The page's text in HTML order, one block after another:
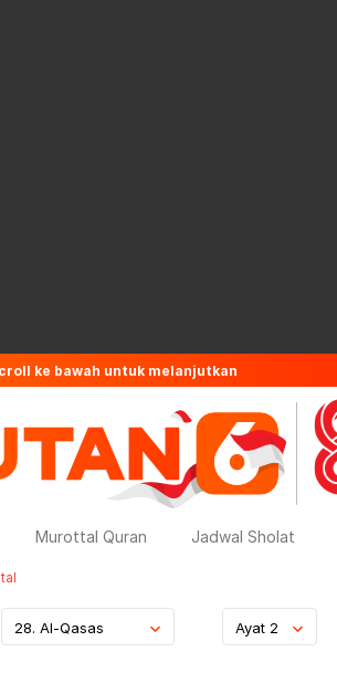
ke bawah untuk melanjutkan
Murottal Quran Jadwal Sholat
28. Al-Qasas Ayat 2